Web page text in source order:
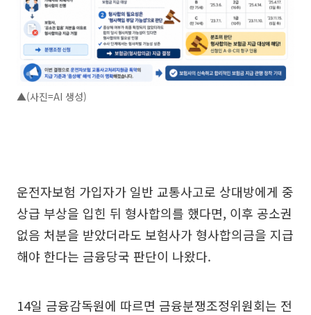
▲(사진=AI 생성)
운전자보험 가입자가 일반 교통사고로 상대방에게 중
상급 부상을 입힌 뒤 형사합의를 했다면, 이후 공소권
없음 처분을 받았더라도 보험사가 형사합의금을 지급
해야 한다는 금융당국 판단이 나왔다.
14일 금융감독원에 따르면 금융분쟁조정위원회는 전